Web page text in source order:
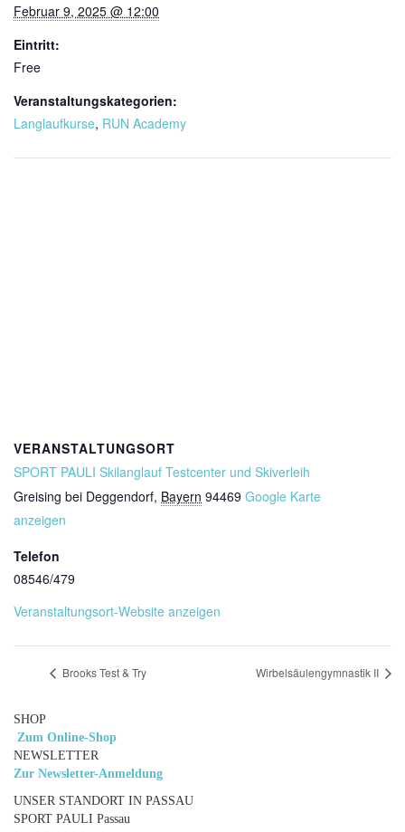
Februar 9, 2025 @ 12:00
Eintritt:
Free
Veranstaltungskategorien:
Langlaufkurse, RUN Academy
VERANSTALTUNGSORT
SPORT PAULI Skilanglauf Testcenter und Skiverleih
Greising bei Deggendorf, Bayern 94469 Google Karte
anzeigen
Telefon
08546/479
Veranstaltungsort-Website anzeigen
Brooks Test & Try Wirbelsäulengymnastik II
SHOP
Zum Online-Shop
NEWSLETTER
Zur Newsletter-Anmeldung
UNSER STANDORT IN PASSAU
SPORT PAULI Passau